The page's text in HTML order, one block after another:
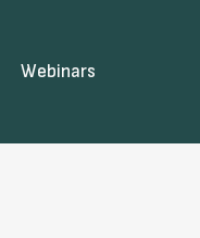
Webinars